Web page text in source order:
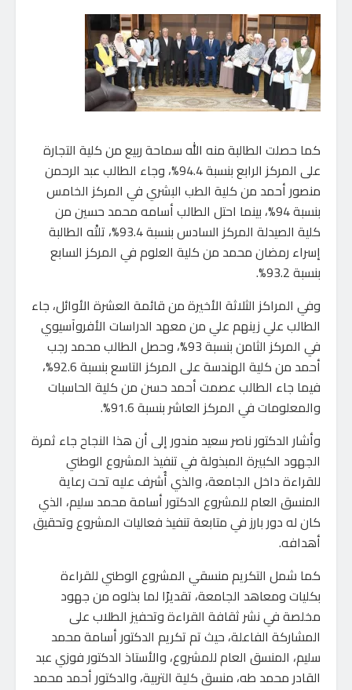
كما حصلت الطالبة منه الله سماحة ربيع من كلية التجارة
على المركز الرابع بنسبة 94.4%، وجاء الطالب عبد الرحمن
منصور أحمد من كلية الطب البشري في المركز الخامس
بنسبة 94%، بينما احتل الطالب أسامه محمد حسين من
كلية الصيدلة المركز السادس بنسبة 93.4%، تلتْه الطالبة
إسراء رمضان محمد من كلية العلوم في المركز السابع
بنسبة 93.2%.
وفي المراكز الثلاثة الأخيرة من قائمة العشرة الأوائل، جاء
الطالب علي زينهم علي من معهد الدراسات الأفروآسيوي
في المركز الثامن بنسبة 93%، وحصل الطالب محمد رجب
أحمد من كلية الهندسة على المركز التاسع بنسبة 92.6%،
فيما جاء الطالب عصمت أحمد حسن من كلية الحاسبات
والمعلومات في المركز العاشر بنسبة 91.6%.
وأشار الدكتور ناصر سعيد مندور إلى أن هذا النجاح جاء ثمرة
الجهود الكبيرة المبذولة في تنفيذ المشروع الوطني
للقراءة داخل الجامعة، والذي أُشرف عليه تحت رعاية
المنسق العام للمشروع الدكتور أسامة محمد سليم، الذي
كان له دور بارز في متابعة تنفيذ فعاليات المشروع وتحقيق
أهدافه.
كما شمل التكريم منسقي المشروع الوطني للقراءة
بكليات ومعاهد الجامعة، تقديرًا لما بذلوه من جهود
مخلصة في نشر ثقافة القراءة وتحفيز الطلاب على
المشاركة الفاعلة، حيث تم تكريم الدكتور أسامة محمد
سليم، المنسق العام للمشروع، والأستاذ الدكتور فوزي عبد
القادر محمد طه، منسق كلية التربية، والدكتور أحمد محمد